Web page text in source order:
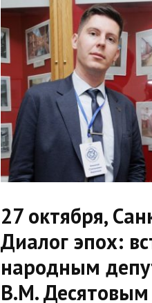
27 октября,
Диалог эпох:
народным
В.М. Десятовым